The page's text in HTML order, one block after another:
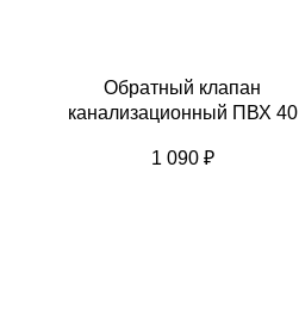
Обратный клапан
канализационный ПВХ 40
1 090 ₽